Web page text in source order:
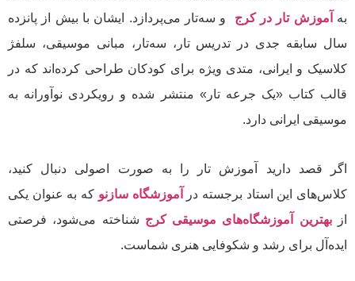
به
آموزش تار در کرج و سه‌تار می‌پردازد. ایشان با بیش از پانزده
سال سابقه جدی در تدریس تار، سه‌تار، مبانی موسیقی، سلفژ
کلاسیک و ایرانی، متدی ویژه برای کودکان طراحی کرده‌اند که در
قالب کتاب «یک جرعه تار» منتشر شده و رویکردی نوآورانه به
موسیقی ایرانی دارد.
اگر قصد دارید آموزش تار را به صورت اصولی دنبال کنید،
کلاس‌های این استاد برجسته در
آموزشگاه سازنو که به عنوان یکی
از
بهترین آموزشگاه‌های موسیقی کرج شناخته می‌شود، فرصتی
ایده‌آل برای رشد و شکوفایی هنری شماست.